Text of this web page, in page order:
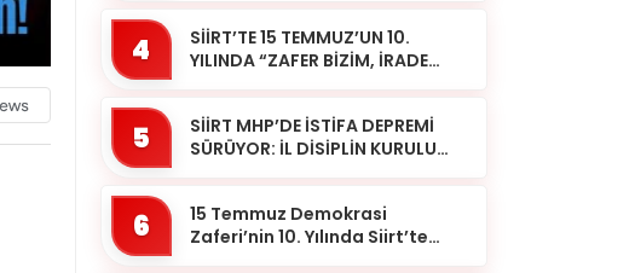
TUTUKLAND...
4
SİİRT’TE 15 TEMMUZ’UN 10.
YILINDA “ZAFER BİZİM, İRADE
5
SİİRT MHP’DE İSTİFA DEPREMİ
SÜRÜYOR: İL DİSİPLİN KURULU
6
15 Temmuz Demokrasi
Zaferi’nin 10. Yılında Siirt’te